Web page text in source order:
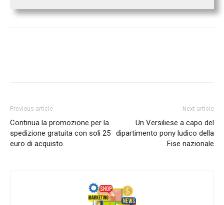
Previous article
Continua la promozione per la
spedizione gratuita con soli 25
euro di acquisto.
Next article
Un Versiliese a capo del
dipartimento pony ludico della
Fise nazionale